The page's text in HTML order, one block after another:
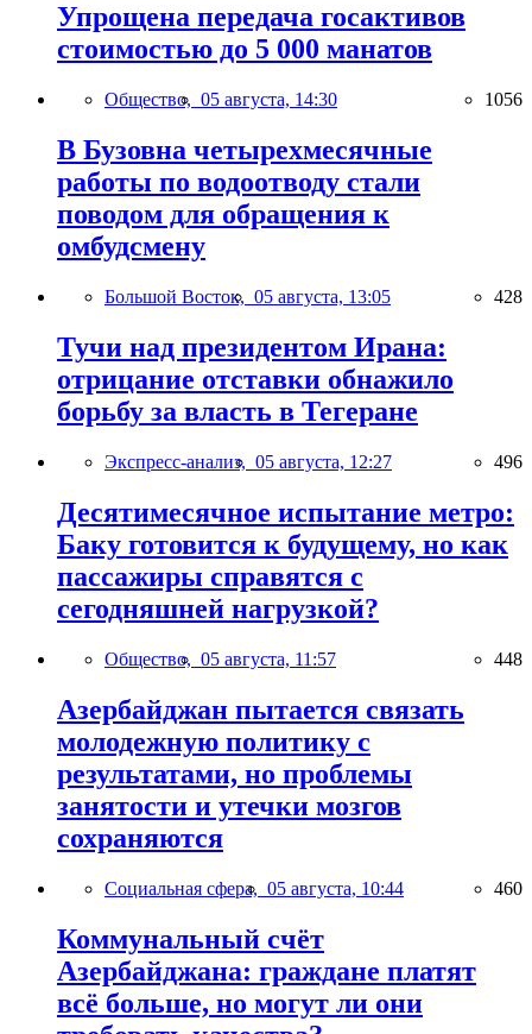
Упрощена передача госактивов
стоимостью до 5 000 манатов
Общество, 05 августа, 14:30 1056
В Бузовна четырехмесячные
работы по водоотводу стали
поводом для обращения к
омбудсмену
Большой Восток, 05 августа, 13:05 428
Тучи над президентом Ирана:
отрицание отставки обнажило
борьбу за власть в Тегеране
Экспресс-анализ, 05 августа, 12:27 496
Десятимесячное испытание метро:
Баку готовится к будущему, но как
пассажиры справятся с
сегодняшней нагрузкой?
Общество, 05 августа, 11:57 448
Азербайджан пытается связать
молодежную политику с
результатами, но проблемы
занятости и утечки мозгов
сохраняются
Социальная сфера, 05 августа, 10:44 460
Коммунальный счёт
Азербайджана: граждане платят
всё больше, но могут ли они